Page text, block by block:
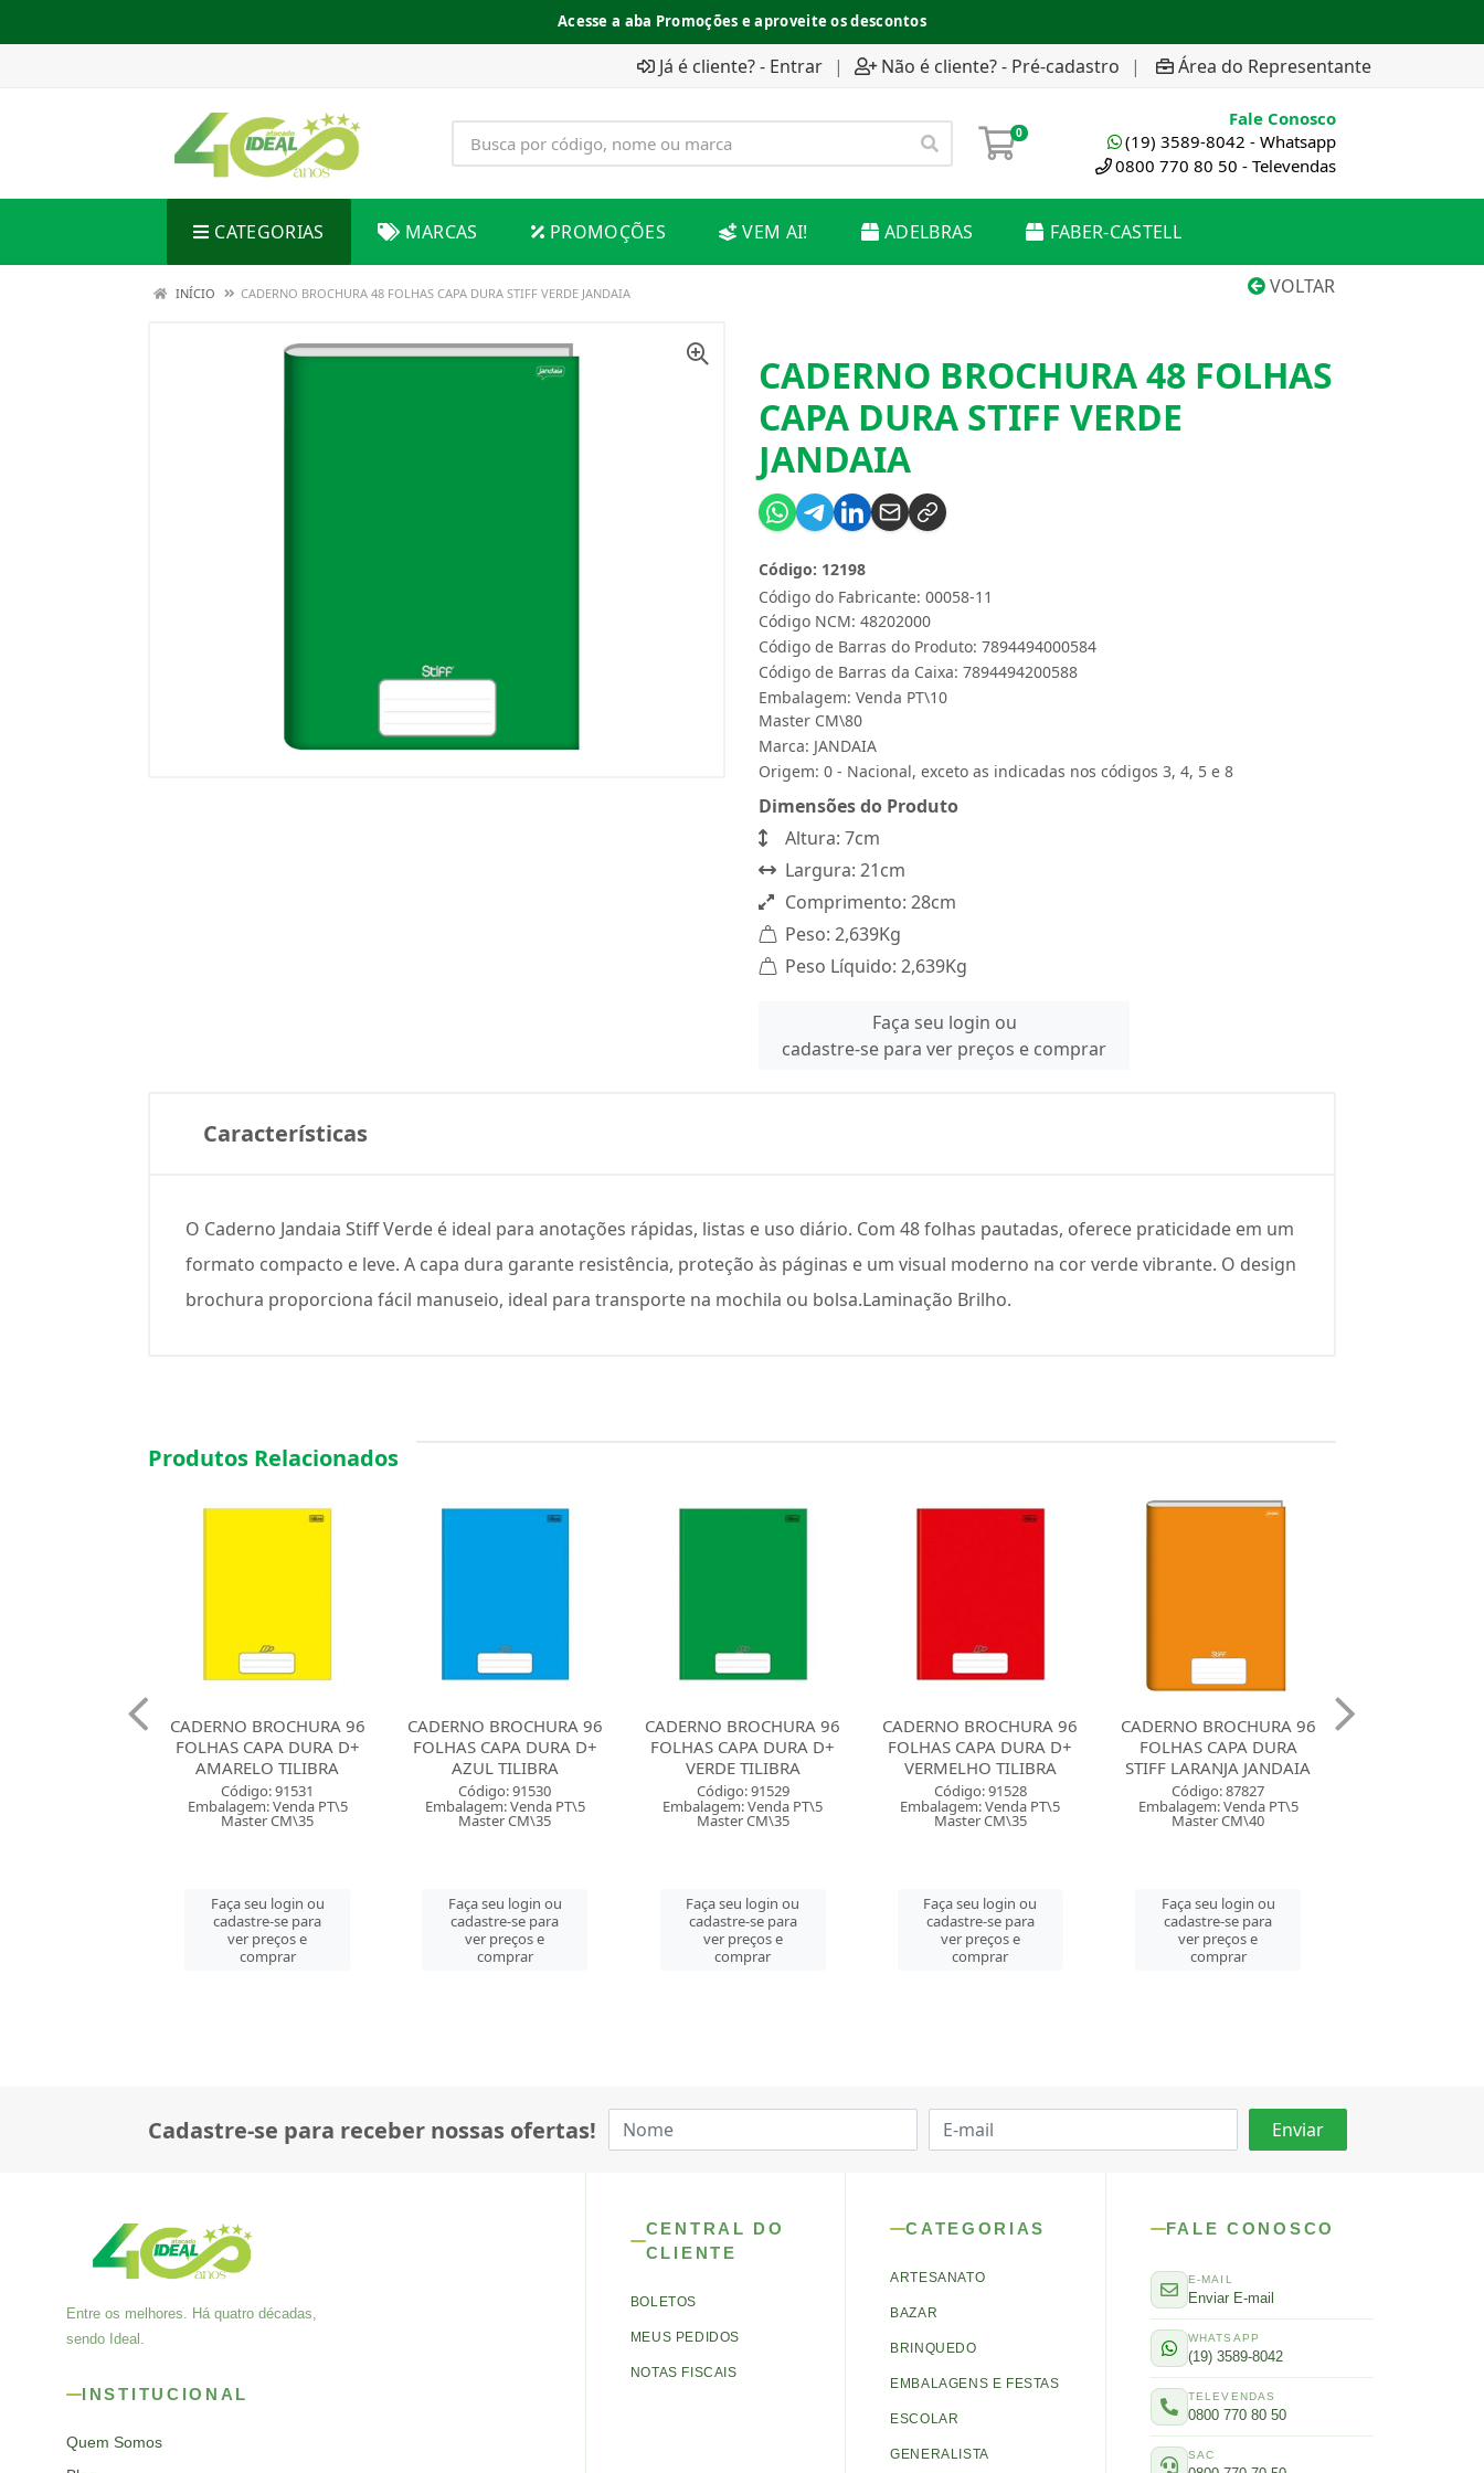
Acesse a aba Promoções e aproveite os descontos
Já é cliente? - Entrar | Não é cliente? - Pré-cadastro | Área do Representante
0
Fale Conosco
(19) 3589-8042 - Whatsapp
0800 770 80 50 - Televendas
CATEGORIAS MARCAS PROMOÇÕES VEM AI! ADELBRAS FABER-CASTELL
VOLTAR
INÍCIO CADERNO BROCHURA 48 FOLHAS CAPA DURA STIFF VERDE JANDAIA
CADERNO BROCHURA 48 FOLHAS
CAPA DURA STIFF VERDE
JANDAIA
Código do Fabricante: 00058-11
Código: 12198
Código NCM: 48202000
Código de Barras do Produto: 7894494000584
Código de Barras da Caixa: 7894494200588
Embalagem: Venda PT\10
Master CM\80
Marca: JANDAIA
Origem: 0 - Nacional, exceto as indicadas nos códigos 3, 4, 5 e 8
Dimensões do Produto
Altura: 7cm
Largura: 21cm
Comprimento: 28cm
Peso: 2,639Kg
Peso Líquido: 2,639Kg
Faça seu login ou
cadastre-se para ver preços e comprar
Características
O Caderno Jandaia Stiff Verde é ideal para anotações rápidas, listas e uso diário. Com 48 folhas pautadas, oferece praticidade em um
formato compacto e leve. A capa dura garante resistência, proteção às páginas e um visual moderno na cor verde vibrante. O design
brochura proporciona fácil manuseio, ideal para transporte na mochila ou bolsa.Laminação Brilho.
Produtos Relacionados
CADERNO BROCHURA 96
FOLHAS CAPA DURA D+
AZUL TILIBRA
Código: 91530
Embalagem: Venda PT\5
Master CM\35
Faça seu login ou
cadastre-se para
ver preços e
comprar
CADERNO BROCHURA 96
FOLHAS CAPA DURA D+
VERDE TILIBRA
Código: 91529
Embalagem: Venda PT\5
Master CM\35
Faça seu login ou
cadastre-se para
ver preços e
comprar
CADERNO BROCHURA 96
FOLHAS CAPA DURA D+
VERMELHO TILIBRA
Código: 91528
Embalagem: Venda PT\5
Master CM\35
Faça seu login ou
cadastre-se para
ver preços e
comprar
CADERNO BROCHURA 96
FOLHAS CAPA DURA
STIFF LARANJA JANDAIA
Código: 87827
Embalagem: Venda PT\5
Master CM\40
Faça seu login ou
cadastre-se para
ver preços e
comprar
CADERNO BROCHURA 96
FOLHAS CAPA DURA
STIFF AMARELO JANDAIA
Código: 8404
Embalagem: Venda PT\5
Master CM\40
Faça seu login ou
cadastre-se para
ver preços e
comprar
Cadastre-se para receber nossas ofertas!
Entre os melhores. Há quatro décadas,
sendo Ideal.
INSTITUCIONAL
Quem Somos
CENTRAL DO
CLIENTE
BOLETOS
MEUS PEDIDOS
NOTAS FISCAIS
CATEGORIAS
ARTESANATO
BAZAR
BRINQUEDO
EMBALAGENS E FESTAS
ESCOLAR
GENERALISTA
FALE CONOSCO
E-MAIL
Enviar E-mail
WHATSAPP
(19) 3589-8042
TELEVENDAS
0800 770 80 50
SAC